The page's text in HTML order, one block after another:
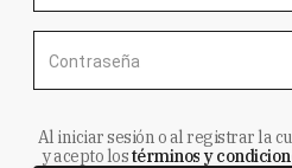
Contraseña
Al iniciar sesión o al registrar la
y acepto lostérminos y